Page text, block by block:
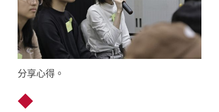
分享心得。
◆